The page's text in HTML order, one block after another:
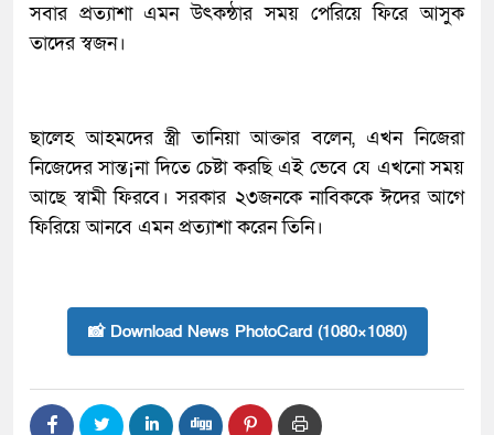
সবার প্রত্যাশা এমন উৎকন্ঠার সময় পেরিয়ে ফিরে আসুক
তাদের স্বজন।
ছালেহ আহমদের স্ত্রী তানিয়া আক্তার বলেন, এখন নিজেরা
নিজেদের সান্ত¡না দিতে চেষ্টা করছি এই ভেবে যে এখনো সময়
আছে স্বামী ফিরবে। সরকার ২৩জনকে নাবিককে ঈদের আগে
ফিরিয়ে আনবে এমন প্রত্যাশা করেন তিনি।
📸 Download News PhotoCard (1080×1080)